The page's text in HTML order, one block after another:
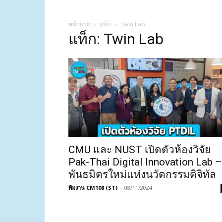
หน้าแรก แท็ก Twin Lab
แท็ก: Twin Lab
CMU และ NUST เปิดตัวห้องวิจัย
Pak-Thai Digital Innovation Lab –
พันธมิตรใหม่แห่งนวัตกรรมดิจิทัล
ทีมงาน CM108 (ST) - 08/11/2024